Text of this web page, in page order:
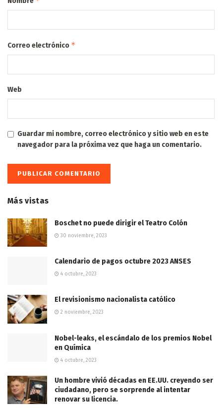
Correo electrónico *
Web
Guardar mi nombre, correo electrónico y sitio web en este
navegador para la próxima vez que haga un comentario.
Más vistas
Boschet no puede dirigir el Teatro Colón
30 noviembre, 2023
Calendario de pagos octubre 2023 ANSES
4 octubre, 2023
El revisionismo nacionalista católico
2 noviembre, 2023
Nobel-leaks, el escándalo de los premios Nobel
en Química
4 octubre, 2023
Un hombre vivió décadas en EE.UU. creyendo ser
ciudadano, pero se sorprende al intentar
renovar su licencia.